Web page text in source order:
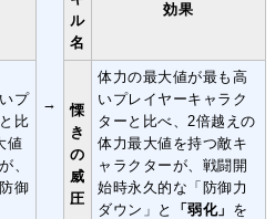
→
ル
名
効果
プ
比
値
、
御
慄
き
の
威
圧
体力の最大値が最も高
いプレイヤーキャラク
ターと比べ、2倍越えの
体力最大値を持つ敵キ
ャラクターが、戦闘開
始時永久的な「防御力
ダウン」と
「弱化」 を